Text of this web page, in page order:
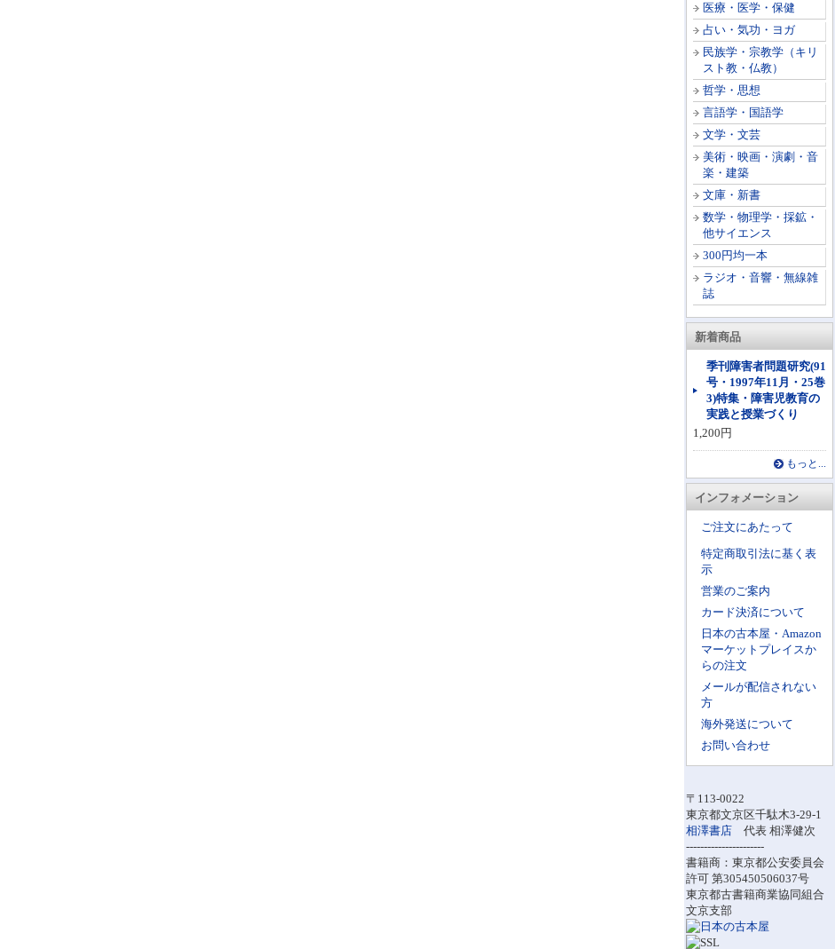
医療・医学・保健
占い・気功・ヨガ
民族学・宗教学（キリ
スト教・仏教）
哲学・思想
言語学・国語学
文学・文芸
美術・映画・演劇・音
楽・建築
文庫・新書
数学・物理学・採鉱・
他サイエンス
300円均一本
ラジオ・音響・無線雑
誌
新着商品
季刊障害者問題研究(91
号・1997年11月・25巻
3)特集・障害児教育の
実践と授業づくり
1,200円
もっと...
インフォメーション
ご注文にあたって
特定商取引法に基く表
示
営業のご案内
カード決済について
日本の古本屋・Amazon
マーケットプレイスか
らの注文
メールが配信されない
方
海外発送について
お問い合わせ
〒113-0022
東京都文京区千駄木3-29-1
相澤書店 代表 相澤健次
----------------------
書籍商：東京都公安委員会
許可 第305450506037号
東京都古書籍商業協同組合
文京支部